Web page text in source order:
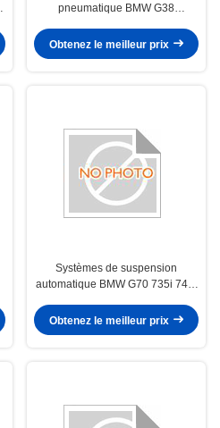
pneumatique BMW G38
suspension BMW offrant une
construction durable et une
Obtenez le meilleur prix
Systèmes de suspension
automatique BMW G70 735i 740i
amortisseurs pneumatiques BMW
pour une conduite souple et une
Obtenez le meilleur prix